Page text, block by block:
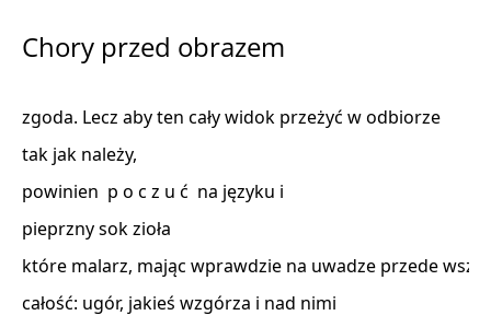
Chory przed obrazem
zgoda. Lecz aby ten cały widok przeżyć w odbiorze
tak jak należy,
powinien  p o c z u ć  na języku i
pieprzny sok zioła
które malarz, mając wprawdzie na uwadze przede
całość: ugór, jakieś wzgórza i nad nimi